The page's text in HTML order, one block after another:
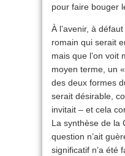
pour faire bouger
À l’avenir, à
romain qui serait
mais que l’on voit
moyen terme, un
des deux formes
serait désirable,
invitait – et cela
La synthèse de la
question n’ait
significatif n’a été